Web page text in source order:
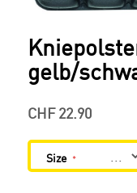
gelb/
CHF 22.90
Size
TO
THE
BEGINNING
THE
GALLERY